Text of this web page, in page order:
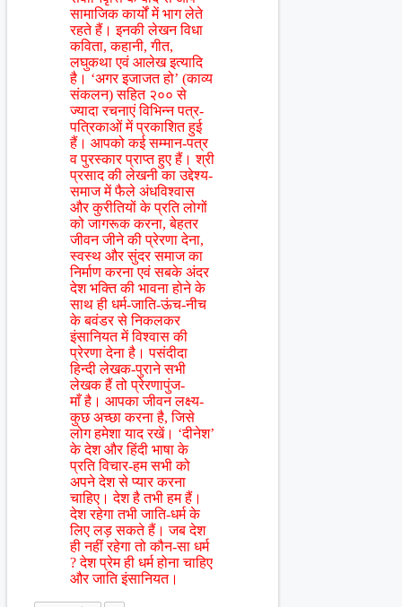
सामाजिक कार्यों में भाग लेते
रहते हैं। इनकी लेखन विधा
कविता, कहानी, गीत,
लघुकथा एवं आलेख इत्यादि
है। ‘अगर इजाजत हो’ (काव्य
संकलन) सहित २०० से
ज्यादा रचनाएं विभिन्न पत्र-
पत्रिकाओं में प्रकाशित हुई
हैं। आपको कई सम्मान-पत्र
व पुरस्कार प्राप्त हुए हैं। श्री
प्रसाद की लेखनी का उद्देश्य-
समाज में फैले अंधविश्वास
और कुरीतियों के प्रति लोगों
को जागरूक करना, बेहतर
जीवन जीने की प्रेरणा देना,
स्वस्थ और सुंदर समाज का
निर्माण करना एवं सबके अंदर
देश भक्ति की भावना होने के
साथ ही धर्म-जाति-ऊंच-नीच
के बवंडर से निकलकर
इंसानियत में विश्वास की
प्रेरणा देना है। पसंदीदा
हिन्दी लेखक-पुराने सभी
लेखक हैं तो प्रेरणापुंज-
माँ है। आपका जीवन लक्ष्य-
कुछ अच्छा करना है, जिसे
लोग हमेशा याद रखें। ‘दीनेश’
के देश और हिंदी भाषा के
प्रति विचार-हम सभी को
अपने देश से प्यार करना
चाहिए। देश है तभी हम हैं।
देश रहेगा तभी जाति-धर्म के
लिए लड़ सकते हैं। जब देश
ही नहीं रहेगा तो कौन-सा धर्म
? देश प्रेम ही धर्म होना चाहिए
और जाति इंसानियत।